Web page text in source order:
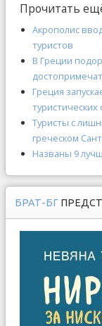
Прочитать
Акрополис
туристов
В Греции
Греция
Туристы с
греческом
Названы 9
БРАТ-БГ